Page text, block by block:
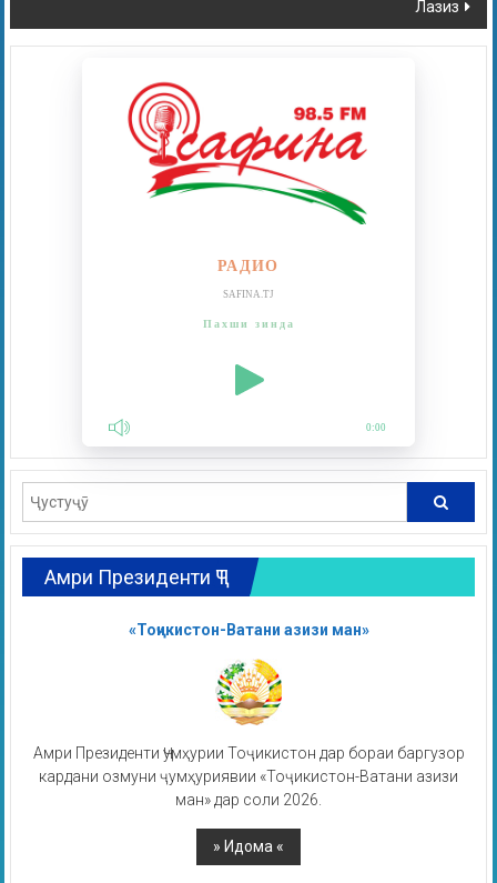
Лазиз
РАДИО
SAFINA.TJ
Пахши зинда
0:00
Амри Президенти ҶТ
«Тоҷикистон-Ватани азизи ман»
Амри Президенти Ҷумҳурии Тоҷикистон дар бораи баргузор
кардани озмуни ҷумҳуриявии «Тоҷикистон-Ватани азизи
ман» дар соли 2026.